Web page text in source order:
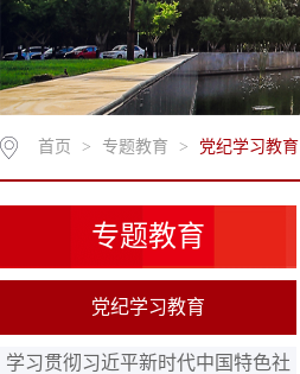
首页 > 专题教育 > 党纪学习教育
专题教育
党纪学习教育
学习贯彻习近平新时代中国特色社